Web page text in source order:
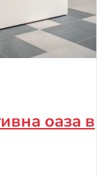
оаза в